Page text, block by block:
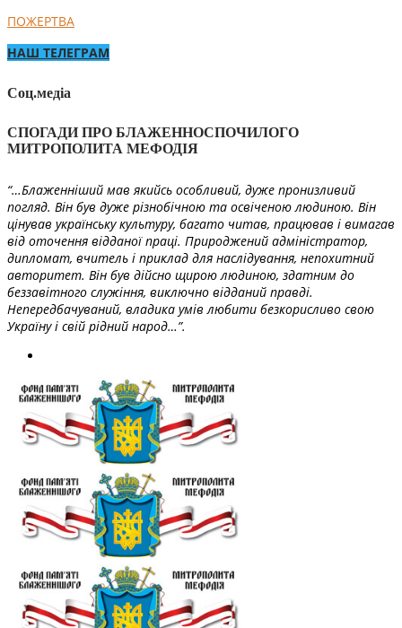
ПОЖЕРТВА
НАШ ТЕЛЕГРАМ
Соц.медіа
СПОГАДИ ПРО БЛАЖЕННОСПОЧИЛОГО
МИТРОПОЛИТА МЕФОДІЯ
“…Блаженніший мав якийсь особливий, дуже пронизливий
погляд. Він був дуже різнобічною та освіченою людиною. Він
цінував українську культуру, багато читав, працював і вимагав
від оточення відданої праці. Природжений адміністратор,
дипломат, вчитель і приклад для наслідування, непохитний
авторитет. Він був дійсно щирою людиною, здатним до
беззавітного служіння, виключно відданий правді.
Непередбачуваний, владика умів любити безкорисливо свою
Україну і свій рідний народ…”.